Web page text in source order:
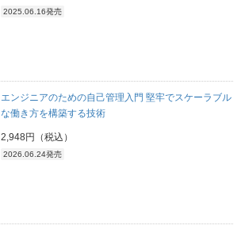
2025.06.16発売
エンジニアのための自己管理入門 堅牢でスケーラブル
な働き方を構築する技術
2,948円（税込）
2026.06.24発売